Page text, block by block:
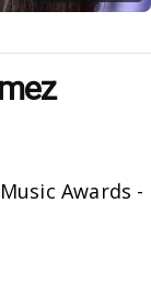
Awards -